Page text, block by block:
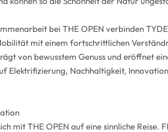
bei THE OPEN verbinden
mit einem fortschrittlichen
von bewusstem Genuss und eröffnet
Elektrifizierung, Nachhaltigkeit,
mit THE OPEN auf eine sinnliche Reise.